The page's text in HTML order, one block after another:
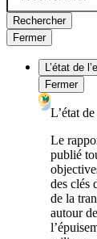
Rechercher
Fermer
L’état de
Fermer
L’état
Le
publié
des clés
de la
autour